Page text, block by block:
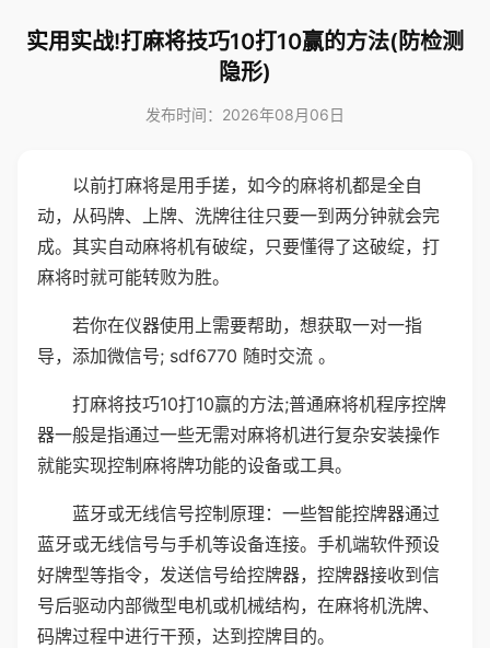
实用实战!打麻将技巧10打10赢的方法(防检测
隐形)
发布时间：2026年08月06日
以前打麻将是用手搓，如今的麻将机都是全自
动，从码牌、上牌、洗牌往往只要一到两分钟就会完
成。其实自动麻将机有破绽，只要懂得了这破绽，打
麻将时就可能转败为胜。
若你在仪器使用上需要帮助，想获取一对一指
导，添加微信号; sdf6770 随时交流 。
打麻将技巧10打10赢的方法;普通麻将机程序控牌
器一般是指通过一些无需对麻将机进行复杂安装操作
就能实现控制麻将牌功能的设备或工具。
蓝牙或无线信号控制原理：一些智能控牌器通过
蓝牙或无线信号与手机等设备连接。手机端软件预设
好牌型等指令，发送信号给控牌器，控牌器接收到信
号后驱动内部微型电机或机械结构，在麻将机洗牌、
码牌过程中进行干预，达到控牌目的。